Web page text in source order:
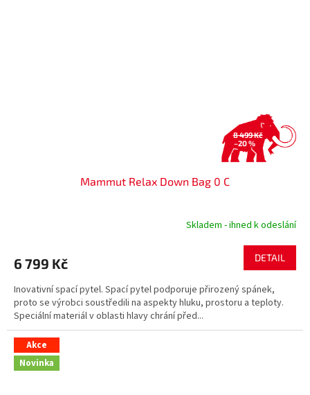
8 499 Kč
–20 %
Mammut Relax Down Bag 0 C
Skladem - ihned k odeslání
6 799 Kč DETAIL
Inovativní spací pytel. Spací pytel podporuje přirozený spánek,
proto se výrobci soustředili na aspekty hluku, prostoru a teploty.
Speciální materiál v oblasti hlavy chrání před...
Akce
Novinka